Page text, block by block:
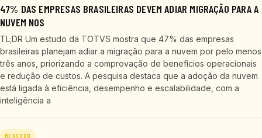
47% DAS EMPRESAS BRASILEIRAS DEVEM ADIAR MIGRAÇÃO PARA A
NUVEM NOS
TL;DR Um estudo da TOTVS mostra que 47% das empresas
brasileiras planejam adiar a migração para a nuvem por pelo menos
três anos, priorizando a comprovação de benefícios operacionais
e redução de custos. A pesquisa destaca que a adoção da nuvem
está ligada à eficiência, desempenho e escalabilidade, com a
inteligência a
MERCADO